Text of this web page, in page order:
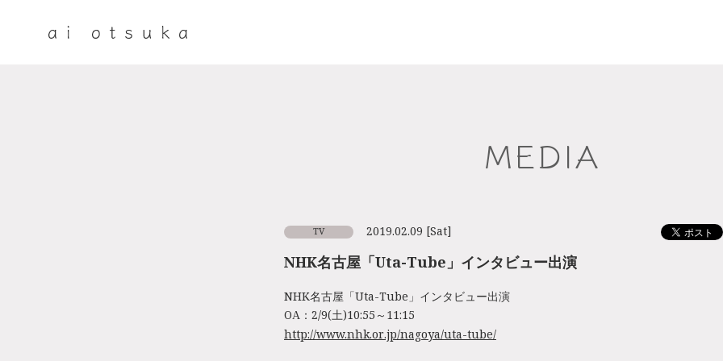
MEDIA
2019.02.09 [Sat]
TV
NHK名古屋「Uta-Tube」インタビュー出演
NHK名古屋「Uta-Tube」インタビュー出演
OA：2/9(土)10:55～11:15
http://www.nhk.or.jp/nagoya/uta-tube/